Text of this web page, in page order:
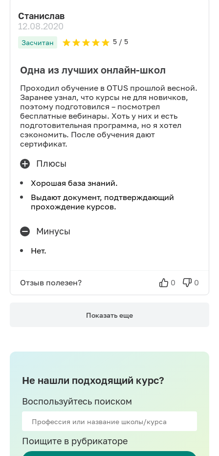
Станислав
12.08.2020
Засчитан 5/ 5
Одна из лучших онлайн-школ
Проходил обучение в OTUS прошлой весной.
Заранее узнал, что курсы не для новичков,
поэтому подготовился – посмотрел
бесплатные вебинары. Хоть у них и есть
подготовительная программа, но я хотел
сэкономить. После обучения дают
сертификат.
Плюсы
Хорошая база знаний.
Выдают документ, подтверждающий
прохождение курсов.
Минусы
Нет.
Отзыв полезен? 0 0
Показать еще
Не нашли подходящий курс?
Воспользуйтесь поиском
Поищите в рубрикаторе